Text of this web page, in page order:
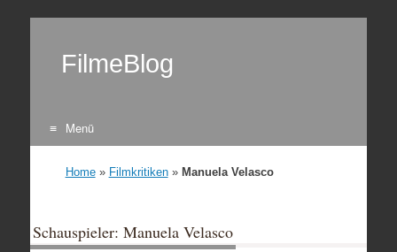
FilmeBlog
Menü
Home» Filmkritiken» Manuela Velasco
Schauspieler: Manuela Velasco